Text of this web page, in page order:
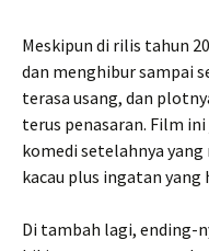
Meskipun di rilis tahun
dan menghibur sampai
terasa usang, dan
terus penasaran. Film
komedi setelahnya
kacau plus ingatan yang
Di tambah lagi, ending-